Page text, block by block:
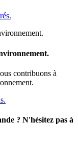
contribuons à
? N'hésitez pas à